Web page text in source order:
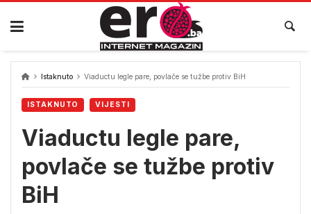
Skip
content
Istaknuto Viaductu legle pare, povlače se tužbe protiv BiH
ISTAKNUTO VIJESTI
Viaductu legle pare,
povlače se tužbe protiv
BiH